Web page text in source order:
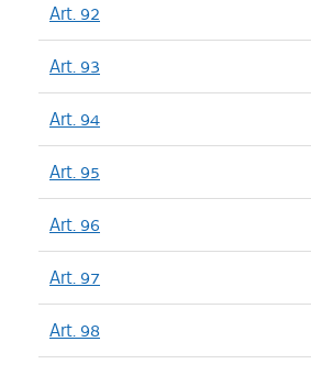
Art. 92
Art. 93
Art. 94
Art. 95
Art. 96
Art. 97
Art. 98